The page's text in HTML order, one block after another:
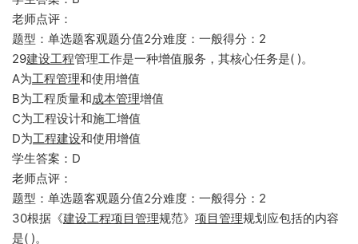
老师点评：
题型：单选题客观题分值2分难度：一般得分：2
29建设工程管理工作是一种增值服务，其核心任务是( )。
A为工程管理和使用增值
B为工程质量和成本管理增值
C为工程设计和施工增值
D为工程建设和使用增值
学生答案：D
老师点评：
题型：单选题客观题分值2分难度：一般得分：2
30根据《建设工程项目管理规范》 项目管理规划应包括的内容
是( )。